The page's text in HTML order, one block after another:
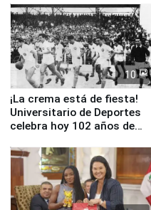
10
¡La crema está de fiesta!
Universitario de Deportes
celebra hoy 102 años de